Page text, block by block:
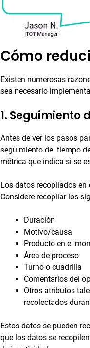
Cómo
Existen numerosas
sea necesario
1. Seguimiento
Antes de ver los pasos
seguimiento del tiempo
métrica que indica si se
Los datos recopilados
Considere recopilar los
Duración
Motivo/causa
Producto en el
Área de proceso
Turno o cuadrilla
Comentarios del
Otros atributos
recolectados
Estos datos se pueden
que los datos se